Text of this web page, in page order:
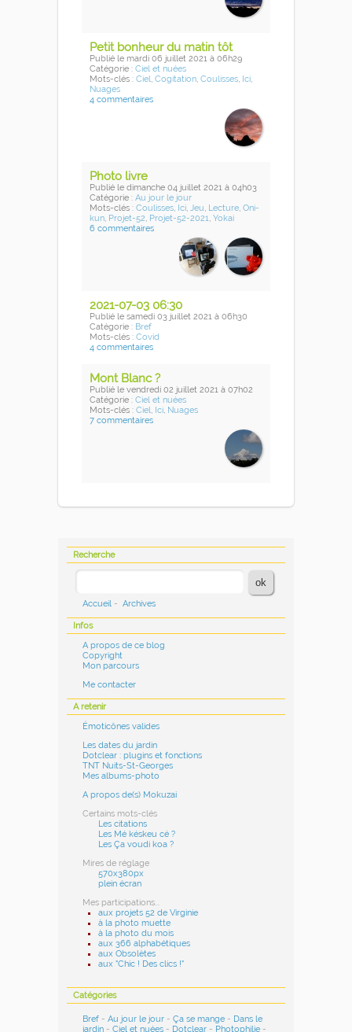
Petit bonheur du matin tôt
Publié le mardi 06 juillet 2021 à 06h29
Catégorie : Ciel et nuées
Mots-clés : Ciel, Cogitation, Coulisses, Ici,
Nuages
4 commentaires
Photo livre
Publié le dimanche 04 juillet 2021 à 04h03
Catégorie : Au jour le jour
Mots-clés : Coulisses, Ici, Jeu, Lecture, Oni-
kun, Projet-52, Projet-52-2021, Yokai
6 commentaires
2021-07-03 06:30
Publié le samedi 03 juillet 2021 à 06h30
Catégorie : Bref
Mots-clés : Covid
4 commentaires
Mont Blanc ?
Publié le vendredi 02 juillet 2021 à 07h02
Catégorie : Ciel et nuées
Mots-clés : Ciel, Ici, Nuages
7 commentaires
Recherche
Accueil - Archives
Infos
A propos de ce blog
Copyright
Mon parcours
Me contacter
A retenir
Émoticônes valides
Les dates du jardin
Dotclear : plugins et fonctions
TNT Nuits-St-Georges
Mes albums-photo
A propos de(s) Mokuzai
Certains mots-clés
Les citations
Les Mé késkeu cé ?
Les Ça voudi koa ?
Mires de réglage
570x380px
plein écran
Mes participations...
aux projets 52 de Virginie
à la photo muette
à la photo du mois
aux 366 alphabétiques
aux Obsolètes
aux "Chic ! Des clics !"
Catégories
Bref -Au jour le jour -Ça se mange - Dans le
jardin -Ciel et nuées - Dotclear - Photophilie -